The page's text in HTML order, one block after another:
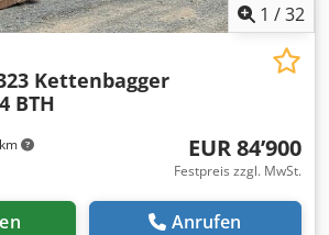
1 /32
Kettenbagger
BTH
EUR 84’900
Festpreis zzgl. MwSt.
Anrufen